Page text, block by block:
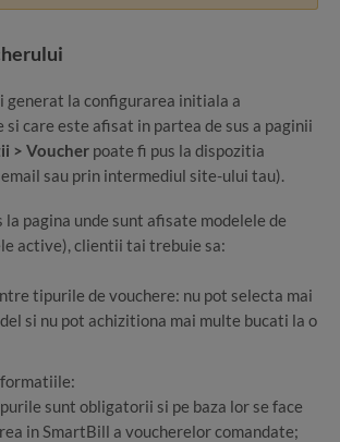
generat la configurarea initiala a
si care este afisat in partea de sus a paginii
> Voucher poate fi pus la dispozitia
sau prin intermediul site-ului tau).
la pagina unde sunt afisate modelele de
active), clientii tai trebuie sa:
tipurile de vouchere: nu pot selecta mai
si nu pot achizitiona mai multe bucati la o
sunt obligatorii si pe baza lor se face
in SmartBill a voucherelor comandate;